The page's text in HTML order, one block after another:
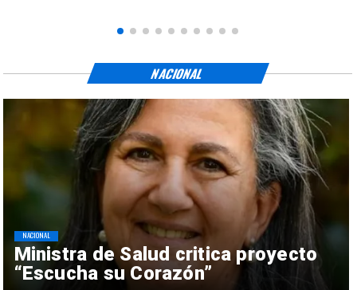
Ministra de Salud critica proyecto
“Escucha su Corazón”
NACIONAL
NACIONAL